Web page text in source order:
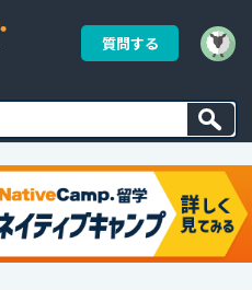
質問する